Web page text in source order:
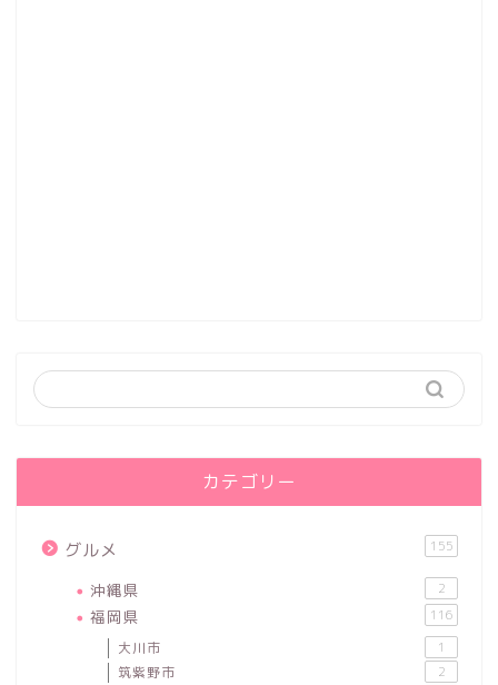
カテゴリー
グルメ 155
沖縄県 2
福岡県 116
大川市 1
筑紫野市 2